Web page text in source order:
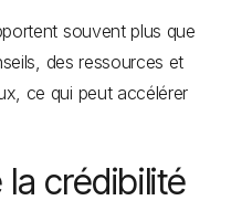
souvent plus que
des ressources et
ce qui peut accélérer
crédibilité